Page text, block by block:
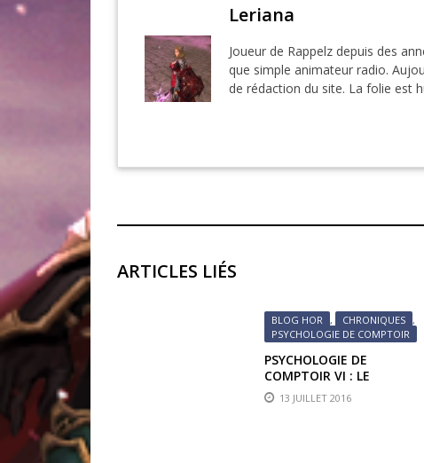
Leriana
Joueur de Rappelz depuis des
que simple animateur radio.
de rédaction du site. La folie est
ARTICLES LIÉS
BLOG HOR , CHRONIQUES ,
PSYCHOLOGIE DE COMPTOIR
PSYCHOLOGIE DE
COMPTOIR VI : LE
CASUAL, LE GEEK ET LE
NOLIFE (DERNIER
13 JUILLET 2016